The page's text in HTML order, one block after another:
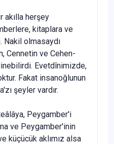
akılla herşey
kitaplara ve
Nakil olmasaydı
Cennetin ve Cehen­
Evetdînimizde,
Fakat insanoğlunun
şeyler vardır.
Peygamber'i
ve Peygamber'inin
küçücük aklımız alsa